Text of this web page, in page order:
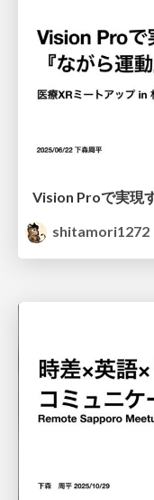
Vision Proで実現
shitamori1272